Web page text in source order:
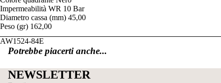
Impermeabilità WR 10 Bar
Diametro cassa (mm) 45,00
Peso (gr) 162,00
AW1524-84E
Potrebbe piacerti anche...
NEWSLETTER